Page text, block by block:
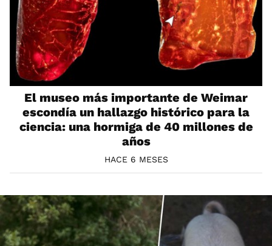
El museo más importante de Weimar
escondía un hallazgo histórico para la
ciencia: una hormiga de 40 millones de
años
HACE 6 MESES